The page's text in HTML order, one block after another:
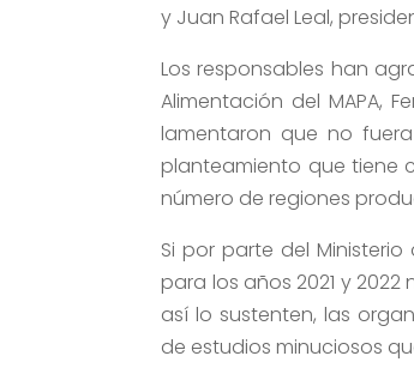
y Juan Rafael Leal,
Los responsables han
Alimentación del MAPA,
lamentaron que no
planteamiento que tiene
número de regiones
Si por parte del
para los años 2021 y
así lo sustenten, las
de estudios minuciosos